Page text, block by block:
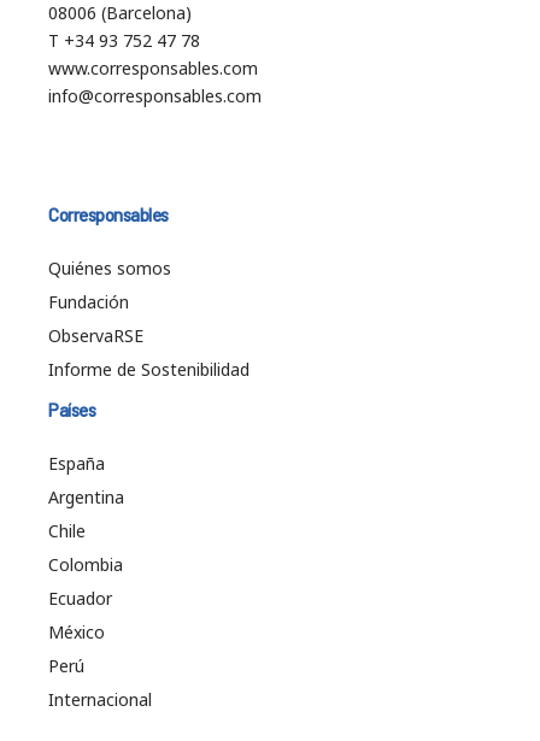
08006 (Barcelona)
T +34 93 752 47 78
www.corresponsables.com
info@corresponsables.com
Corresponsables
Quiénes somos
Fundación
ObservaRSE
Informe de Sostenibilidad
Países
España
Argentina
Chile
Colombia
Ecuador
México
Perú
Internacional